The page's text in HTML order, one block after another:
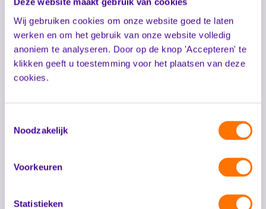
Wij gebruiken cookies om onze website goed te laten
werken en om het gebruik van onze website volledig
anoniem te analyseren. Door op de knop 'Accepteren' te
klikken geeft u toestemming voor het plaatsen van deze
cookies.
Noodzakelijk
Voorkeuren
Statistieken
Mijn Sonevo